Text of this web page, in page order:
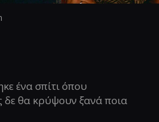
ένα σπίτι όπου
δε θα κρύψουν ξανά ποια